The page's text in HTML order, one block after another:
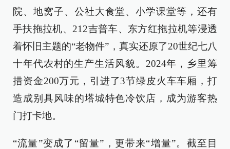
院、地窝子、公社大食堂、小学课堂等，还有
手扶拖拉机、212吉普车、东方红拖拉机等浸透
着怀旧主题的“老物件”，真实还原了20世纪七八
十年代农村的生产生活风貌。2024年，乡里筹
措资金200万元，引进了3节绿皮火车车厢，打
造成别具风味的塔城特色冷饮店，成为游客热
门打卡地。
“流量”变成了“留量”，更带来“增量”。截至目